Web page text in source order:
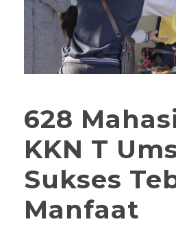
628
KKN T
Sukses
Manfaat